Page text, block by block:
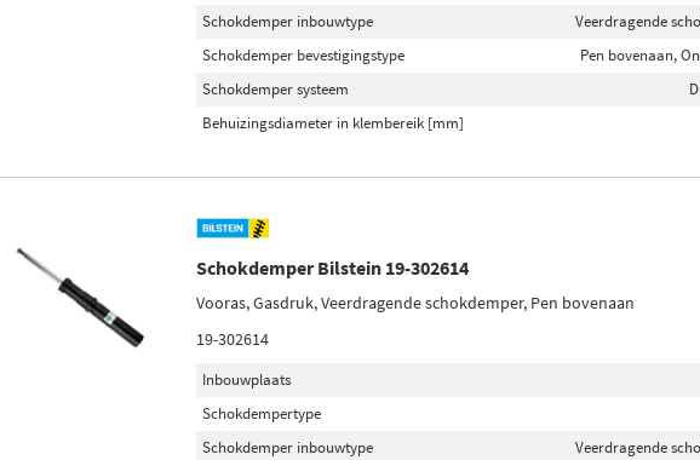
Schokdemper inbouwtype
Veerdragende
Schokdemper bevestigingstype
Pen bovenaan,
Schokdemper systeem
Behuizingsdiameter in klembereik [mm]
Schokdemper Bilstein 19-302614
Vooras, Gasdruk, Veerdragende schokdemper, Pen bovenaan
19-302614
Inbouwplaats
Schokdempertype
Schokdemper inbouwtype
Veerdragende